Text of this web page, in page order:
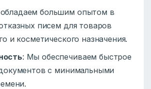
большим опытом в
писем для товаров
и косметического назначения.
: Мы обеспечиваем быстрое
с минимальными